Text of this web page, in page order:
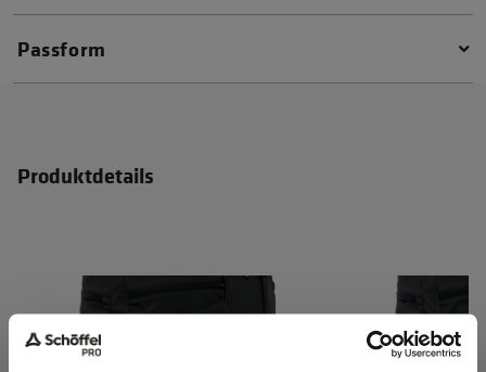
Passform
Produktdetails